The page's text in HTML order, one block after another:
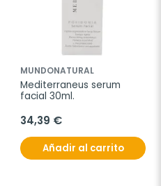
MUNDONATURAL
Mediterraneus serum
facial 30ml.
34,39 €
Añadir al carrito